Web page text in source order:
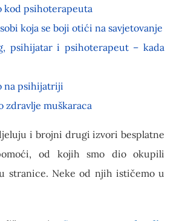
kod psihoterapeuta
koja se boji otići na savjetovanje
psihijatar i psihoterapeut – kada
na psihijatriji
zdravlje muškaraca
i brojni drugi izvori besplatne
od kojih smo dio okupili
stranice. Neke od njih ističemo u